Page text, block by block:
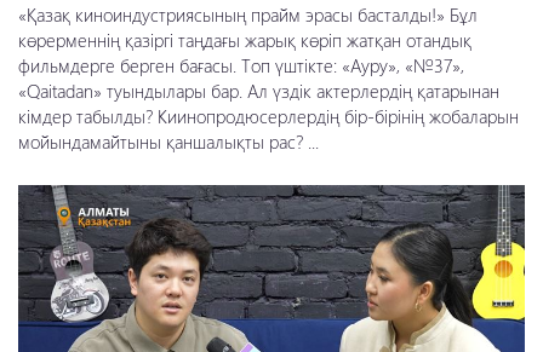
«Қазақ киноиндустриясының прайм эрасы басталды!» Бұл
көрерменнің қазіргі таңдағы жарық көріп жатқан отандық
фильмдерге берген бағасы. Топ үштікте: «Ауру», «№37»,
«Qaitadan» туындылары бар. Ал үздік актерлердің қатарынан
кімдер табылды? Киинопродюсерлердің бір-бірінің жобаларын
мойындамайтыны қаншалықты рас? ...